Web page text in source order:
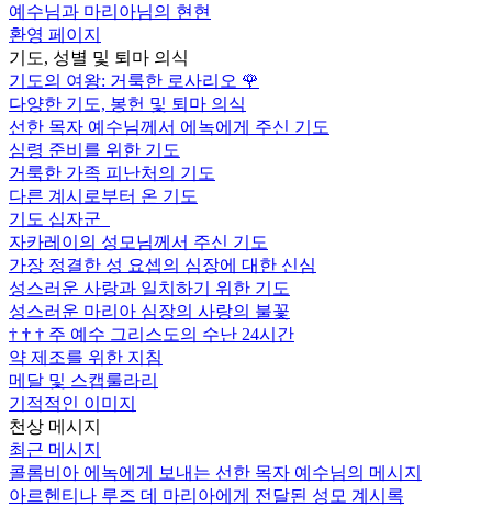
예수님과 마리아님의 현현
환영 페이지
기도, 성별 및 퇴마 의식
기도의 여왕: 거룩한 로사리오 🌹
다양한 기도, 봉헌 및 퇴마 의식
선한 목자 예수님께서 에녹에게 주신 기도
심령 준비를 위한 기도
거룩한 가족 피난처의 기도
다른 계시로부터 온 기도
기도 십자군
자카레이의 성모님께서 주신 기도
가장 정결한 성 요셉의 심장에 대한 신심
성스러운 사랑과 일치하기 위한 기도
성스러운 마리아 심장의 사랑의 불꽃
† † † 주 예수 그리스도의 수난 24시간
약 제조를 위한 지침
메달 및 스캡룰라리
기적적인 이미지
천상 메시지
최근 메시지
콜롬비아 에녹에게 보내는 선한 목자 예수님의 메시지
아르헨티나 루즈 데 마리아에게 전달된 성모 계시록